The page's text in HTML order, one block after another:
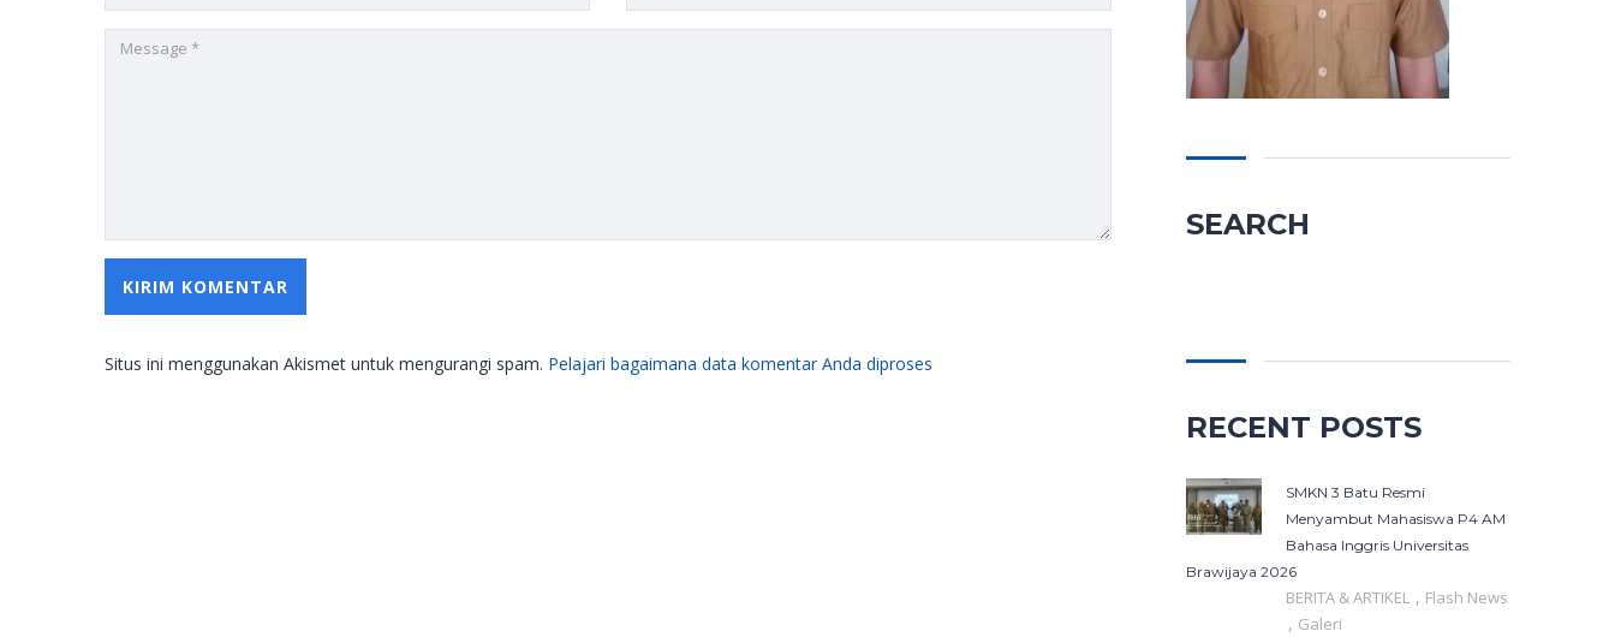
Situs ini menggunakan Akismet untuk mengurangi spam. Pelajari bagaimana data komentar Anda diproses
SEARCH
RECENT POSTS
SMKN 3 Batu Resmi
Menyambut Mahasiswa P4 AM
Bahasa Inggris Universitas
Brawijaya 2026
BERITA & ARTIKEL , Flash News
, Galeri